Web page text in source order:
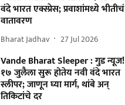
वंदे भारत एक्स्प्रेस; प्रवाशांमध्ये भीतीचं
वातावरण
Bharat Jadhav 27 Jul 2026
Vande Bharat Sleeper : गुड न्यूज!
१७ जुलैला सुरू होतेय नवी वंदे भारत
स्लीपर; जाणून घ्या मार्ग, थांबे अन्
तिकिटांचे दर